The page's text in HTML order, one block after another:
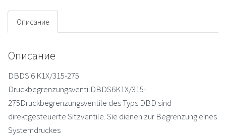
Описание
Описание
DBDS 6 K1X/315-275
DruckbegrenzungsventilDBDS6K1X/315-
275Druckbegrenzungsventile des Typs DBD sind
direktgesteuerte Sitzventile. Sie dienen zur Begrenzung eines
Systemdruckes